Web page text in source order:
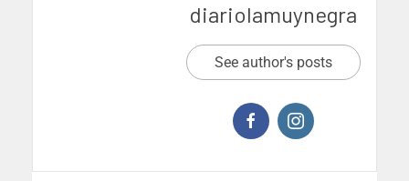
diariolamuynegra
See author's posts